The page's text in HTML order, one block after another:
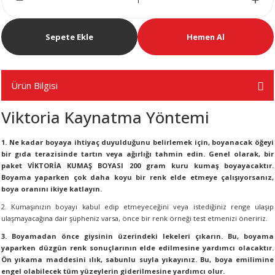
Sepete Ekle Hemen Al
Ürün Bilgisi
Viktoria Kaynatma Yöntemi
1. Ne kadar boyaya ihtiyaç duyulduğunu belirlemek için, boyanacak öğeyi
bir gıda terazisinde tartın veya ağırlığı tahmin edin. Genel olarak, bir
paket VİKTORİA KUMAŞ BOYASI 200 gram kuru kumaş boyayacaktır.
Boyama yaparken çok daha koyu bir renk elde etmeye çalışıyorsanız,
boya oranını ikiye katlayın.
2. Kumaşınızın boyayı kabul edip etmeyeceğini veya istediğiniz renge ulaşıp
ulaşmayacağına dair şüpheniz varsa, önce bir renk örneği test etmenizi öneririz.
3. Boyamadan önce giysinin üzerindeki lekeleri çıkarın. Bu, boyama
yaparken düzgün renk sonuçlarının elde edilmesine yardımcı olacaktır.
Ön yıkama maddesini ılık, sabunlu suyla yıkayınız. Bu, boya emilimine
engel olabilecek tüm yüzeylerin giderilmesine yardımcı olur.